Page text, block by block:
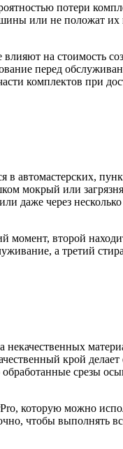
потери
или не положат
на стоимость
перед
комплектов при
автомастерских,
мокрый или
даже через
момент, второй
а третий
некачественных
крой делает
срезы
которую можно
чтобы выполнять